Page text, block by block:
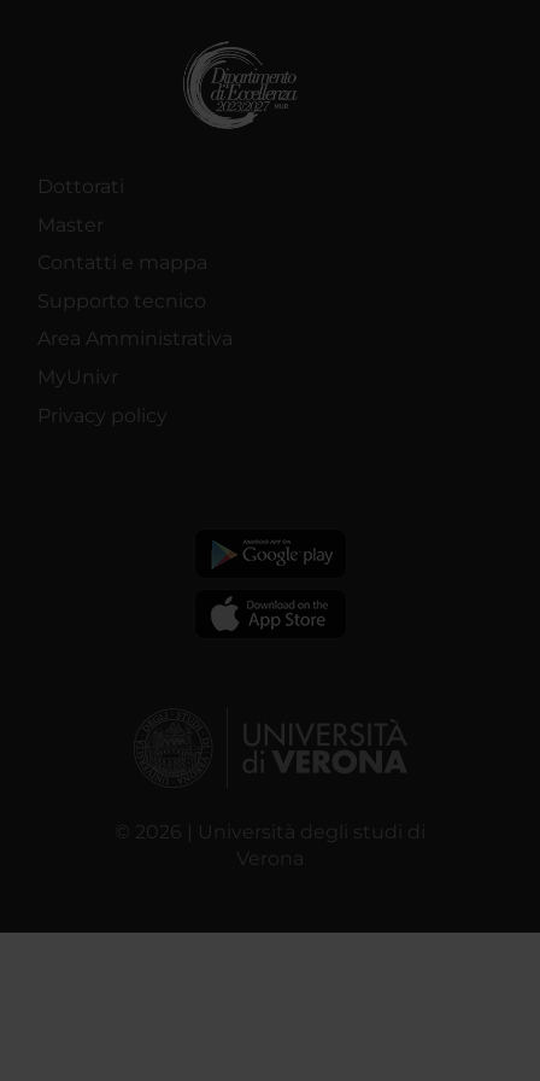
Dottorati
Master
Contatti e mappa
Supporto tecnico
Area Amministrativa
MyUnivr
Privacy policy
© 2026 | Università degli studi di
Verona